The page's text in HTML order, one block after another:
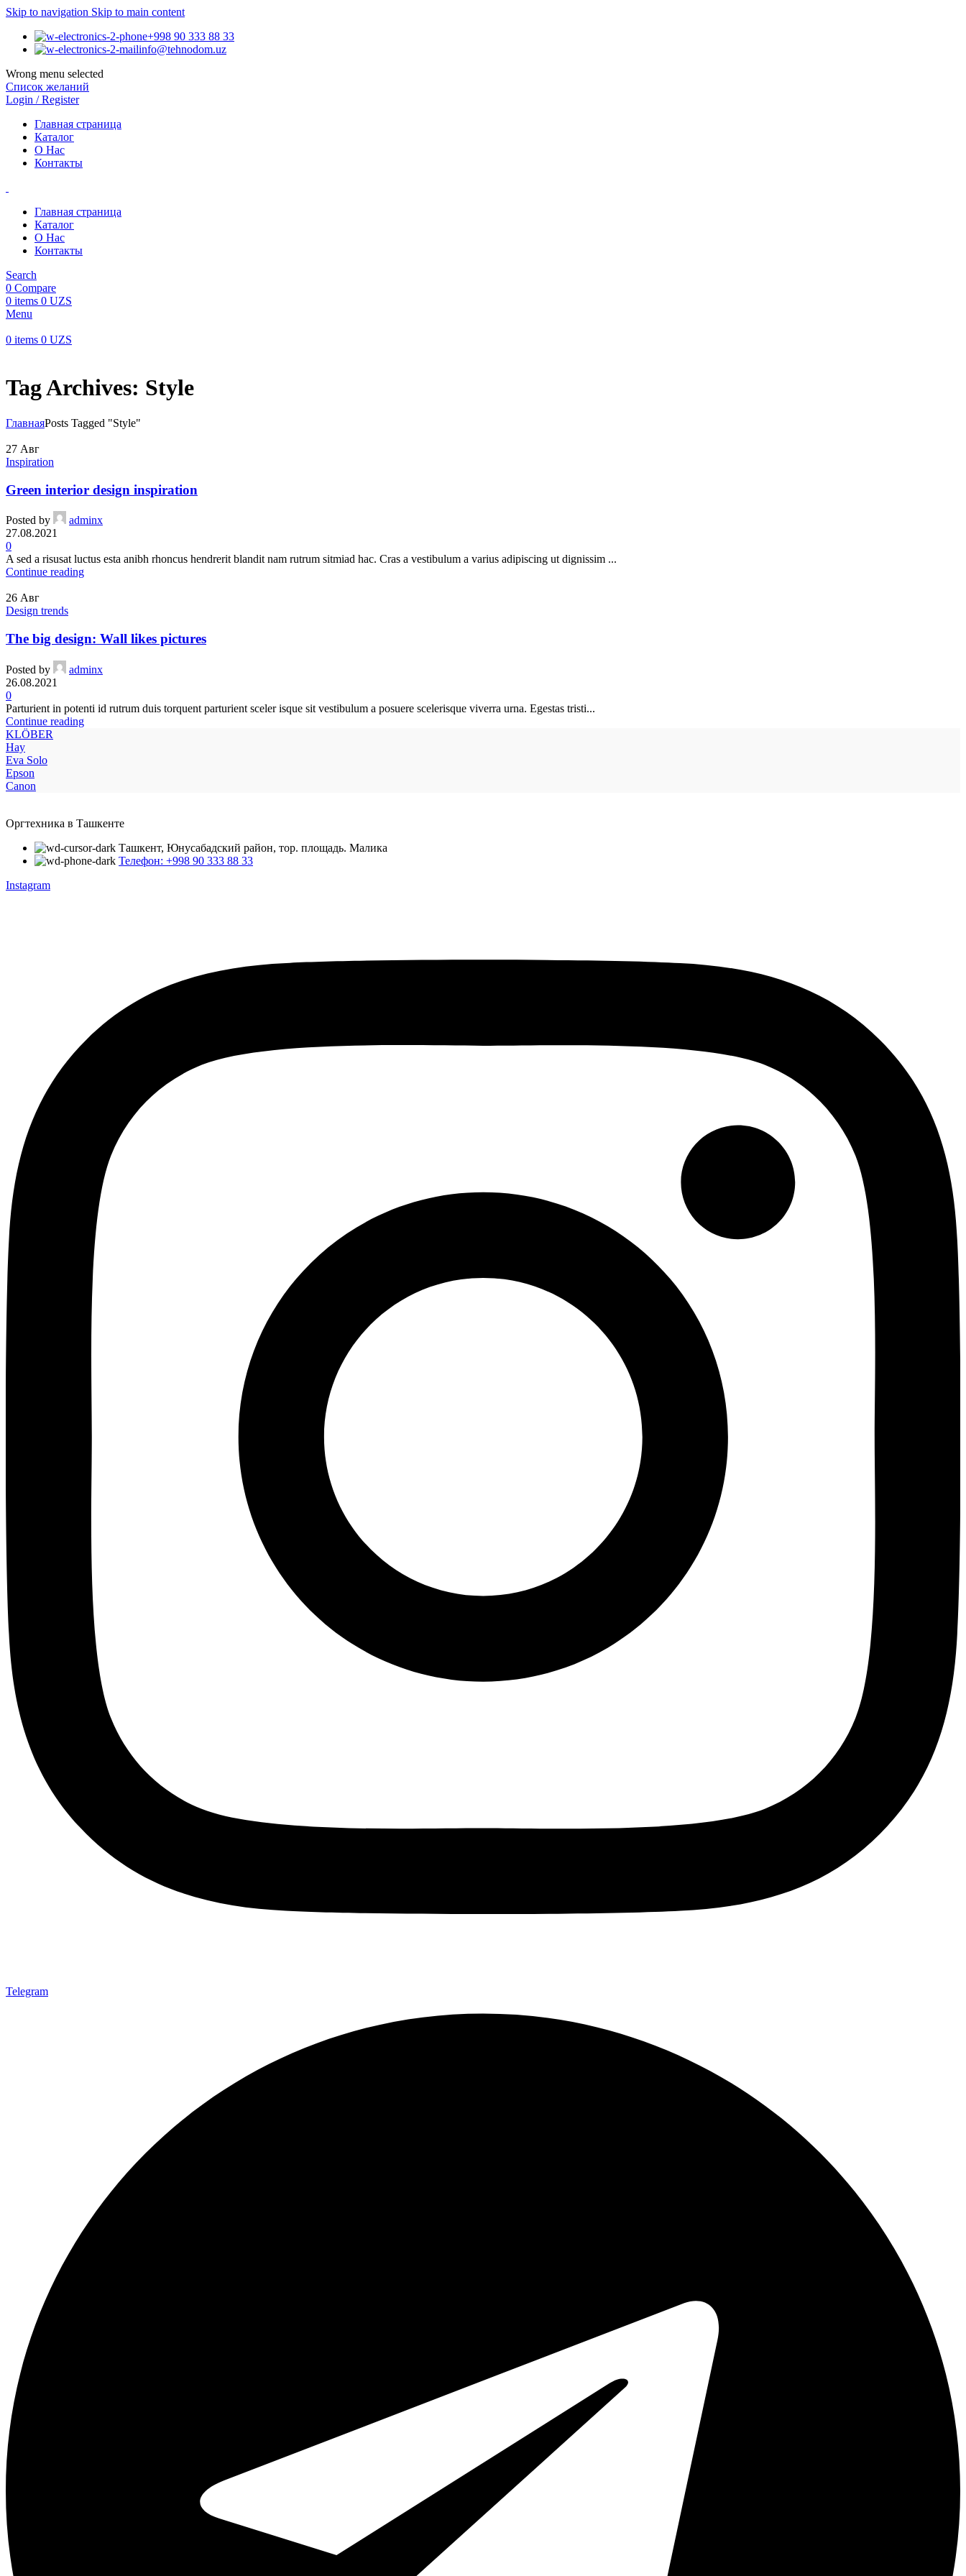
Skip to navigation Skip to main content
+998 90 333 88 33
info@tehnodom.uz
Wrong menu selected
Список желаний
Login / Register
Главная страница
Каталог
О Нас
Контакты
Главная страница
Каталог
О Нас
Контакты
Search
0 Compare
0 items 0 UZS
Menu
0 items 0 UZS
Tag Archives: Style
ГлавнаяPosts Tagged "Style"
27 Авг
Inspiration
Green interior design inspiration
Posted by
adminx
27.08.2021
0
A sed a risusat luctus esta anibh rhoncus hendrerit blandit nam rutrum sitmiad hac. Cras a vestibulum a varius adipiscing ut dignissim ...
Continue reading
26 Авг
Design trends
The big design: Wall likes pictures
Posted by
adminx
26.08.2021
0
Parturient in potenti id rutrum duis torquent parturient sceler isque sit vestibulum a posuere scelerisque viverra urna. Egestas tristi...
Continue reading
KLÖBER
Hay
Eva Solo
Epson
Canon
Оргтехника в Ташкенте
Ташкент, Юнусабадский район, тор. площадь. Малика
Телефон: +998 90 333 88 33
Instagram
Telegram